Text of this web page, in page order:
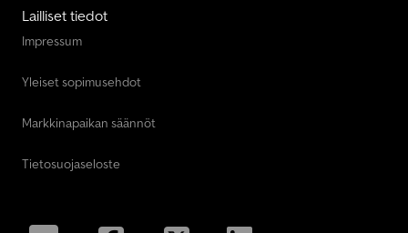
Lailliset tiedot
Impressum
Yleiset sopimusehdot
Markkinapaikan säännöt
Tietosuojaseloste